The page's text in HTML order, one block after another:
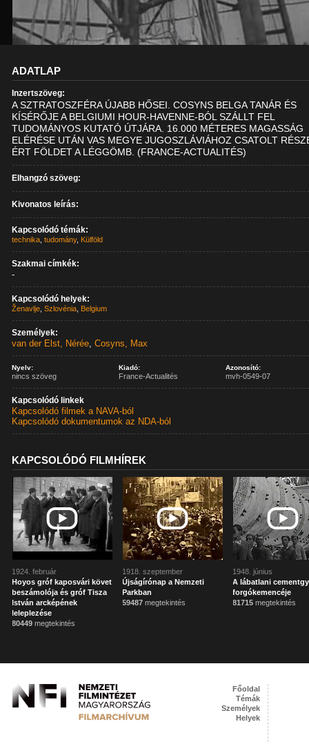
ADATLAP
Inzertszöveg:
A SZTRATOSZFÉRA ÚJABB HŐSEI. COSYNS BELGA TANÁR ÉS
KÍSÉRŐJE A BELGIUMI HOUR-HAVENNE-BÓL SZÁLLT FEL
TUDOMÁNYOS KUTATÓ ÚTJÁRA. 16.000 MÉTERES MAGASSÁG
ELÉRÉSE UTÁN VAS MEGYE JUGOSZLÁVIÁHOZ CSATOLT
ÉRT FÖLDET A LÉGGÖMB. (FRANCE-ACTUALITÉS)
Elhangzó szöveg:
Kivonatos leírás:
Kapcsolódó témák:
technika ,tudomány, Külföld
Szakmai címkék:
-
Kapcsolódó helyek:
Ženavlje ,Szlovénia Belgium
Személyek:
van der Elst, Nérée,Cosyns, Max
Nyelv:
nincs szöveg
Kiadó:
France-Actualités
Azonosító:
mvh-0549-07
Kapcsolódó linkek
Kapcsolódó filmek a NAVA-ból
Kapcsolódó dokumentumok az NDA-ból
KAPCSOLÓDÓ FILMHÍREK
1924. február
Hoyos gróf kaposvári követ
beszámolója és gróf Tisza
István arcképének
leleplezése
80449 megtekintés
1918. szeptember
Újságírónap a Nemzeti
Parkban
59487 megtekintés
1948. június
A lábatlani
forgókemencéje
81715 megtekintés
Főoldal
Témák
Személyek
Helyek